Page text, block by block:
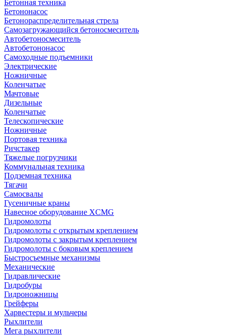
Бетонная техника
Бетононасос
Бетонораспределительная стрела
Самозагружающийся бетоносмеситель
Автобетоносмеситель
Автобетононасос
Самоходные подъемники
Электрические
Ножничные
Коленчатые
Мачтовые
Дизельные
Коленчатые
Телескопические
Ножничные
Портовая техника
Ричстакер
Тяжелые погрузчики
Коммунальная техника
Подземная техника
Тягачи
Самосвалы
Гусеничные краны
Навесное оборудование XCMG
Гидромолоты
Гидромолоты с открытым креплением
Гидромолоты с закрытым креплением
Гидромолоты с боковым креплением
Быстросъемные механизмы
Механические
Гидравлические
Гидробуры
Гидроножницы
Грейферы
Харвестеры и мульчеры
Рыхлители
Мега рыхлители